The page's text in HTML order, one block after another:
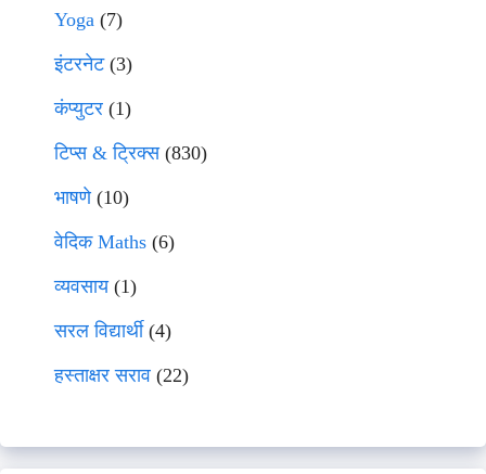
Yoga (7)
इंटरनेट(3)
कंप्युटर (1)
टिप्स & ट्रिक्स(830)
भाषणे(10)
वेदिक Maths (6)
व्यवसाय(1)
सरल विद्यार्थी(4)
हस्ताक्षर सराव (22)